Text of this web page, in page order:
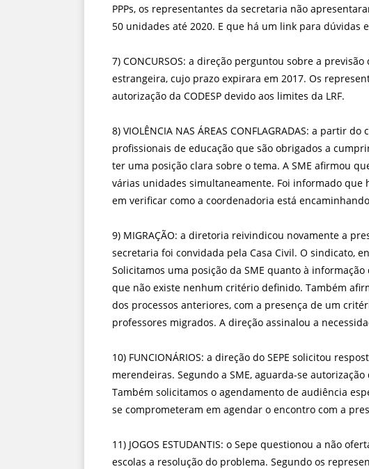
PPPs, os representantes da secretaria não
50 unidades até 2020. E que há um link para dúvidas
7) CONCURSOS: a direção perguntou sobre a
estrangeira, cujo prazo expirara em 2017. Os
autorização da CODESP devido aos limites da LRF.
8) VIOLÊNCIA NAS ÁREAS CONFLAGRADAS: a partir
profissionais de educação que são obrigados a
ter uma posição clara sobre o tema. A SME afirmou
várias unidades simultaneamente. Foi informado que
em verificar como a coordenadoria está
9) MIGRAÇÃO: a diretoria reivindicou novamente a
secretaria foi convidada pela Casa Civil. O sindicato,
Solicitamos uma posição da SME quanto à
que não existe nenhum critério definido. Também
dos processos anteriores, com a presença de um
professores migrados. A direção assinalou a
10) FUNCIONÁRIOS: a direção do SEPE solicitou
merendeiras. Segundo a SME, aguarda-se
Também solicitamos o agendamento de audiência
se comprometeram em agendar o encontro com a
11) JOGOS ESTUDANTIS: o Sepe questionou a não
escolas a resolução do problema. Segundo os